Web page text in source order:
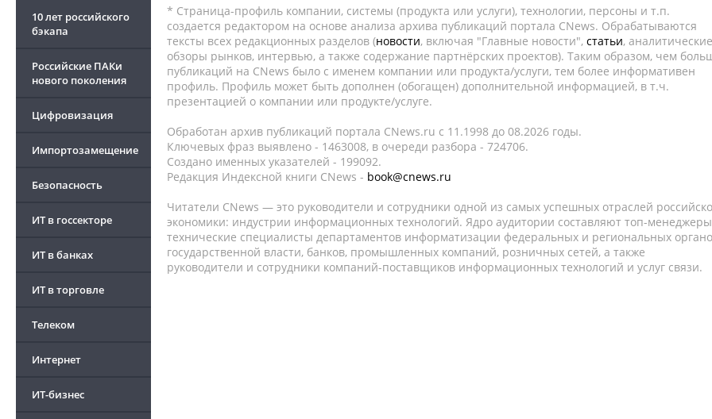
10 лет российского
бэкапа
Российские ПАКи
нового поколения
Цифровизация
Импортозамещение
Безопасность
ИТ в госсекторе
ИТ в банках
ИТ в торговле
Телеком
Интернет
ИТ-бизнес
* Страница-профиль компании, системы (продукта или услуги), технологии, персоны и т.п.
создается редактором на основе анализа архива публикаций портала CNews. Обрабатываются
тексты всех редакционных разделов (новости, включая "Главные новости", статьи, аналитические
обзоры рынков, интервью, а также содержание партнёрских проектов). Таким образом, чем
публикаций на CNews было с именем компании или продукта/услуги, тем более информативен
профиль. Профиль может быть дополнен (обогащен) дополнительной информацией, в т.ч.
презентацией о компании или продукте/услуге.
Обработан архив публикаций портала CNews.ru c 11.1998 до 08.2026 годы.
Ключевых фраз выявлено - 1463008, в очереди разбора - 724706.
Создано именных указателей - 199092.
Редакция Индексной книги CNews - book@cnews.ru
Читатели CNews — это руководители и сотрудники одной из самых успешных отраслей
экономики: индустрии информационных технологий. Ядро аудитории составляют топ-
технические специалисты департаментов информатизации федеральных и региональных
государственной власти, банков, промышленных компаний, розничных сетей, а также
руководители и сотрудники компаний-поставщиков информационных технологий и услуг связи.